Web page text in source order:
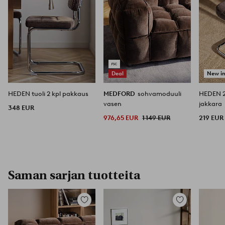
HEDEN tuoli 2 kpl pakkaus
348 EUR
Deal
MEDFORD sohvamoduuli
vasen
976,65 EUR 1 149 EUR
New
HEDEN
jakkara
219 EUR
Saman sarjan tuotteita
Lisää
suosikkeihin
Lisää
suosikkeihin